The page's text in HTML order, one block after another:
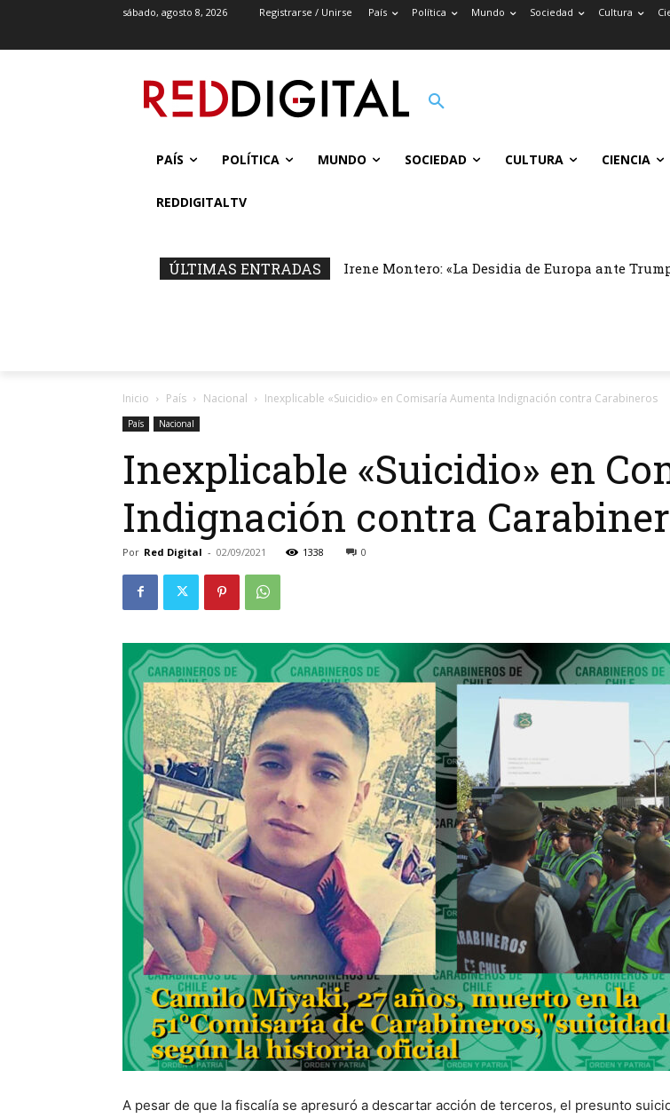
sábado, agosto 8, 2026 Registrarse / Unirse País Política Mundo Sociedad Cultura
PAÍS POLÍTICA MUNDO SOCIEDAD CULTURA CIENCIA
REDDIGITALTV
ÚLTIMAS ENTRADAS Irene Montero: «La Desidia de Europa ante
Inicio País Nacional Inexplicable «Suicidio» en Comisaría Aumenta Indignación contra Carabineros
País Nacional
Inexplicable «Suicidio» en
Indignación contra
Por Red Digital - 02/09/2021 1338 0
A pesar de que la fiscalía se apresuró a descartar acción de terceros, el presunto